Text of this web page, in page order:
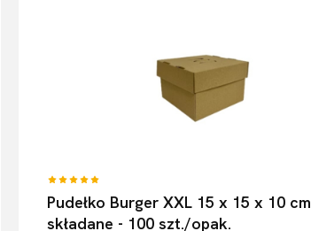
Pudełko Burger XXL 15 x 15 x 10 cm
składane - 100 szt./opak.